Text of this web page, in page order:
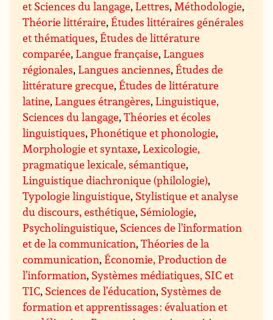
et Sciences du langage,Lettres, Méthodologie,
Théorie littéraire,Études littéraires générales
et thématiques,Études de littérature
comparée,Langue française,Langues
régionales,Langues anciennes,Études de
littérature grecque,Études de littérature
latine,Langues étrangères,Linguistique,
Sciences du langage,Théories et écoles
linguistiques,Phonétique et phonologie,
Morphologie et syntaxe,Lexicologie,
pragmatique lexicale, sémantique,
Linguistique diachronique (philologie),
Typologie linguistique, Stylistique et analyse
du discours, esthétique, Sémiologie,
Psycholinguistique, Sciences de l’information
et de la communication,Théories de la
communication,Économie, Production de
l’information, Systèmes médiatiques, SIC et
TIC, Sciences de l’éducation, Systèmes de
formation et apprentissages : évaluation et